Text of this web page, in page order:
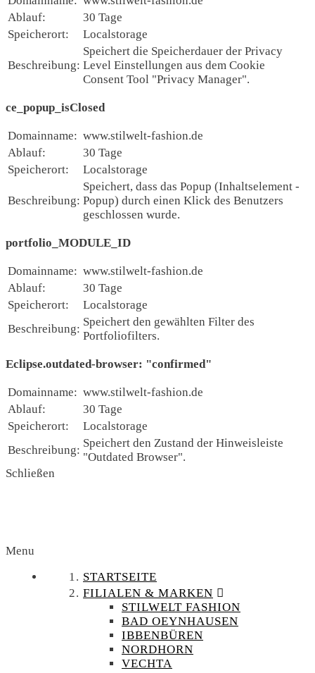
Ablauf:
30 Tage
Speicherort:
Localstorage
Beschreibung:
Speichert die Speicherdauer der Privacy
Level Einstellungen aus dem Cookie
Consent Tool "Privacy Manager".
ce_popup_isClosed
Domainname: www.stilwelt-fashion.de
Ablauf:
30 Tage
Speicherort:
Localstorage
Beschreibung:
Speichert, dass das Popup (Inhaltselement -
Popup) durch einen Klick des Benutzers
geschlossen wurde.
portfolio_MODULE_ID
Domainname: www.stilwelt-fashion.de
Ablauf:
30 Tage
Speicherort:
Localstorage
Beschreibung:
Speichert den gewählten Filter des
Portfoliofilters.
Eclipse.outdated-browser: "confirmed"
Domainname: www.stilwelt-fashion.de
Ablauf:
30 Tage
Speicherort:
Localstorage
Beschreibung:
Speichert den Zustand der Hinweisleiste
"Outdated Browser".
Schließen
Menu
STARTSEITE
FILIALEN & MARKEN
STILWELT FASHION
BAD OEYNHAUSEN
IBBENBÜREN
NORDHORN
VECHTA